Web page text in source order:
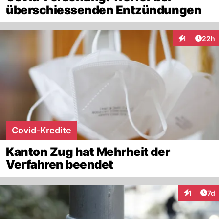
überschiessenden Entzündungen
1
Interaktionen
22h
Covid-Kredite
Kanton Zug hat Mehrheit der
Verfahren beendet
1 7d